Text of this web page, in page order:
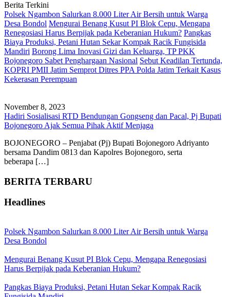
Berita Terkini
Polsek Ngambon Salurkan 8.000 Liter Air Bersih untuk Warga
Desa Bondol Mengurai Benang Kusut PI Blok Cepu, Mengapa
Renegosiasi Harus Berpijak pada Keberanian Hukum? Pangkas
Biaya Produksi, Petani Hutan Sekar Kompak Racik Fungisida
Mandiri Borong Lima Inovasi Gizi dan Keluarga, TP PKK
Bojonegoro Sabet Penghargaan Nasional Sebut Keadilan Tertunda,
KOPRI PMII Jatim Semprot Ditres PPA Polda Jatim Terkait Kasus
Kekerasan Perempuan
November 8, 2023
Hadiri Sosialisasi RTD Bendungan Gongseng dan Pacal, Pj Bupati
Bojonegoro Ajak Semua Pihak Aktif Menjaga
BOJONEGORO – Penjabat (Pj) Bupati Bojonegoro Adriyanto
bersama Dandim 0813 dan Kapolres Bojonegoro, serta
beberapa […]
BERITA TERBARU
Headlines
Polsek Ngambon Salurkan 8.000 Liter Air Bersih untuk Warga
Desa Bondol
Mengurai Benang Kusut PI Blok Cepu, Mengapa Renegosiasi
Harus Berpijak pada Keberanian Hukum?
Pangkas Biaya Produksi, Petani Hutan Sekar Kompak Racik